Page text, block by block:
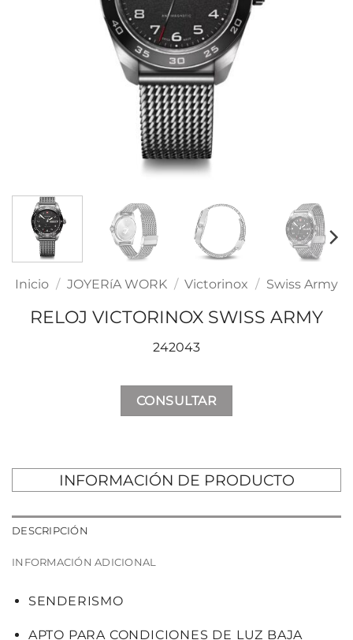
Inicio / JOYERíA WORK / Victorinox / Swiss Army
RELOJ VICTORINOX SWISS ARMY
242043
CONSULTAR
INFORMACIÓN DE PRODUCTO
DESCRIPCIÓN
INFORMACIÓN ADICIONAL
SENDERISMO
APTO PARA CONDICIONES DE LUZ BAJA